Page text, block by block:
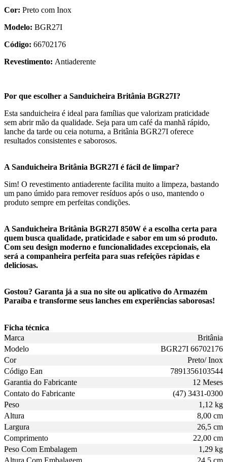
Cor: Preto com Inox
Modelo: BGR27I
Código: 66702176
Revestimento: Antiaderente
Por que escolher a Sanduicheira Britânia BGR27I?
Esta sanduicheira é ideal para famílias que valorizam praticidade
sem abrir mão da qualidade. Seja para um café da manhã rápido,
lanche da tarde ou ceia noturna, a Britânia BGR27I oferece
resultados consistentes e saborosos.
A Sanduicheira Britânia BGR27I é fácil de limpar?
Sim! O revestimento antiaderente facilita muito a limpeza, bastando
um pano úmido para remover resíduos após o uso, mantendo o
produto sempre em perfeitas condições.
A Sanduicheira Britânia BGR27I 850W é a escolha certa para
quem busca qualidade, praticidade e sabor em um só produto.
Com seu design moderno e funcionalidades excepcionais, ela
será a companheira perfeita para suas refeições rápidas e
deliciosas.
Gostou? Garanta já a sua no site ou aplicativo do Armazém
Paraíba e transforme seus lanches em experiências saborosas!
Ficha técnica
Marca
Britânia
Modelo
BGR27I 66702176
Cor
Preto/ Inox
Código Ean
7891356103544
Garantia do Fabricante
12 Meses
Contato do Fabricante
(47) 3431-0300
Peso
1,12 kg
Altura
8,00 cm
Largura
26,5 cm
Comprimento
22,00 cm
Peso Com Embalagem
1,29 kg